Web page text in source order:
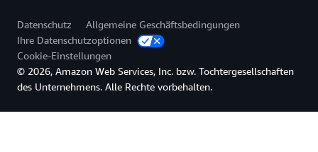
Datenschutz
Allgemeine Geschäftsbedingungen
Ihre Datenschutzoptionen
Cookie-Einstellungen
© 2026, Amazon Web Services, Inc. bzw. Tochtergesellschaften
des Unternehmens. Alle Rechte vorbehalten.